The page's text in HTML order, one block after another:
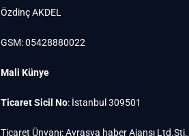
Özdinç AKDEL
GSM: 05428880022
Mali Künye
Ticaret Sicil No: İstanbul 309501
Ticaret Ünvanı: Avrasya haber Ajansı Ltd.Şti.